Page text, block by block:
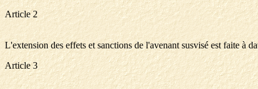
Article 2
L'extension des effets et sanctions de l'avenant susvisé est faite à
Article 3